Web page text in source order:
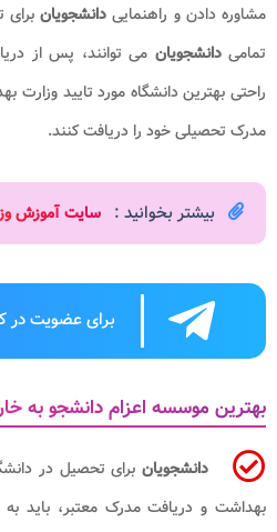
مشاوره دادن و راهنمایی دانشجویان
تمامیدانشجویان می توانند، پس از
راحتی بهترین دانشگاه مورد تایید وزارت
مدرک تحصیلی خود را دریافت کنند.
بیشتر بخوانید : سایت آموزش
برای عضویت در
بهترین موسسه اعزام دانشجو به
دانشجویان برای تحصیل در
بهداشت و دریافت مدرک معتبر، باید به